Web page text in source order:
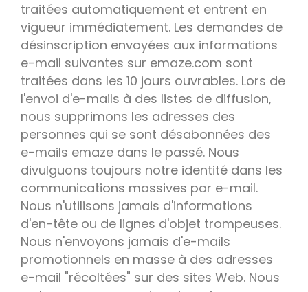
traitées automatiquement et entrent en
vigueur immédiatement. Les demandes de
désinscription envoyées aux informations
e-mail suivantes sur emaze.com sont
traitées dans les 10 jours ouvrables. Lors de
l'envoi d'e-mails à des listes de diffusion,
nous supprimons les adresses des
personnes qui se sont désabonnées des
e-mails emaze dans le passé. Nous
divulguons toujours notre identité dans les
communications massives par e-mail.
Nous n'utilisons jamais d'informations
d'en-tête ou de lignes d'objet trompeuses.
Nous n'envoyons jamais d'e-mails
promotionnels en masse à des adresses
e-mail "récoltées" sur des sites Web. Nous